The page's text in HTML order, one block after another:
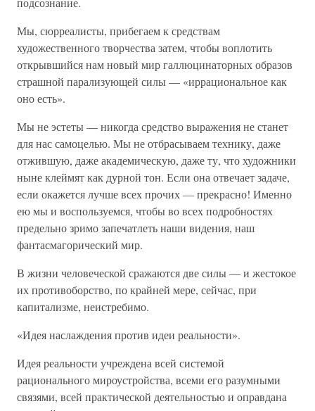
Мы, сюрреалисты, прибегаем к средствам
художественного творчества затем, чтобы воплотить
открывшийся нам новый мир галлюцинаторных образов
страшной парализующей силы — «иррациональное как
оно есть».
Мы не эстеты — никогда средство выражения не станет
для нас самоцелью. Мы не отбрасываем технику, даже
отжившую, даже академическую, даже ту, что художники
ныне клеймят как дурной тон. Если она отвечает задаче,
если окажется лучше всех прочих — прекрасно! Именно
ею мы и воспользуемся, чтобы во всех подробностях
предельно зримо запечатлеть наши видения, наш
фантасмагорический мир.
В жизни человеческой сражаются две силы — и жестокое
их противоборство, по крайней мере, сейчас, при
капитализме, неистребимо.
«Идея наслаждения против идеи реальности».
Идея реальности учреждена всей системой
рационального мироустройства, всеми его разумными
связями, всей практической деятельностью и оправдана